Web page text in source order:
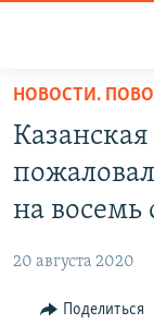
доступа
основному
Вернутся
МНЕНИЯ
КУЛЬТУРА
НОВОСТИ.
на восемь
20 августа 2020
Поделиться